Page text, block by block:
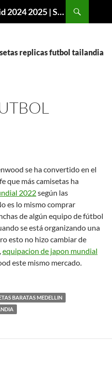
Chandal Atletico de Madrid 2024 2025 | SuperVigo
replicas futbol tailandia
se ha convertido en el
que más camisetas ha
2022según las
es lo mismo comprar
de algún equipo de fútbol
se está organizando una
esto no hizo cambiar de
equipacion de japon mundial
este mismo mercado.
BARATAS MEDELLIN